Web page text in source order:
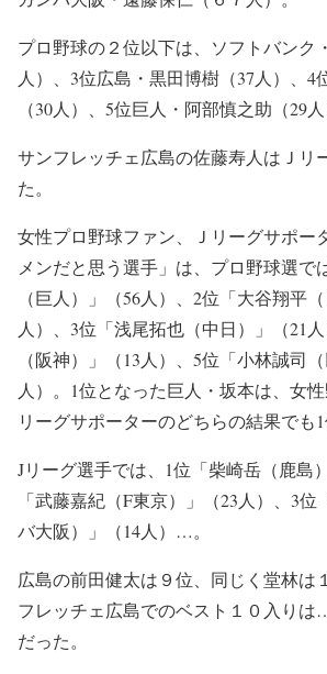
プロ野球の２位以下は、ソフトバンク
人）、3位広島・黒田博樹（37人）、4
（30人）、5位巨人・阿部慎之助（29人
サンフレッチェ広島の佐藤寿人はＪリ
た。
女性プロ野球ファン、Ｊリーグサポー
メンだと思う選手」は、プロ野球選で
（巨人）」（56人）、2位「大谷翔平
人）、3位「浅尾拓也（中日）」（21
（阪神）」（13人）、5位「小林誠司
人）。1位となった巨人・坂本は、女
リーグサポーターのどちらの結果でも1
Jリーグ選手では、1位「柴崎岳（鹿島
「武藤嘉紀（F東京）」（23人）、3
バ大阪）」（14人）…。
広島の前田健太は９位、同じく堂林は
フレッチェ広島でのベスト１０入り
だった。